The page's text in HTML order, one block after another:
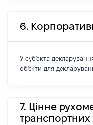
6.
У суб'єкта
об'єкти для
7. Цінне
транспортних